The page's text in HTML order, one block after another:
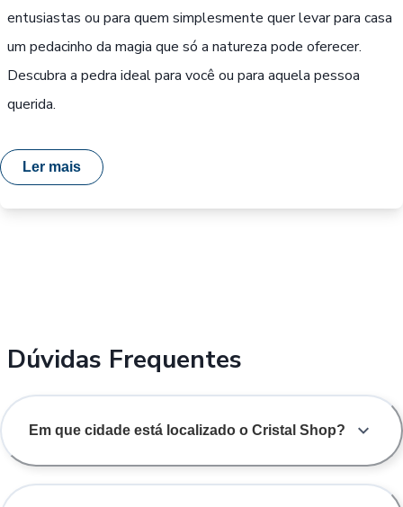
entusiastas ou para quem simplesmente quer levar para casa
um pedacinho da magia que só a natureza pode oferecer.
Descubra a pedra ideal para você ou para aquela pessoa
querida.
Ler mais
Dúvidas Frequentes
Em que cidade está localizado o Cristal Shop?